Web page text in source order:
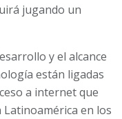
jugando un
y el alcance
están ligadas
a internet que
en los